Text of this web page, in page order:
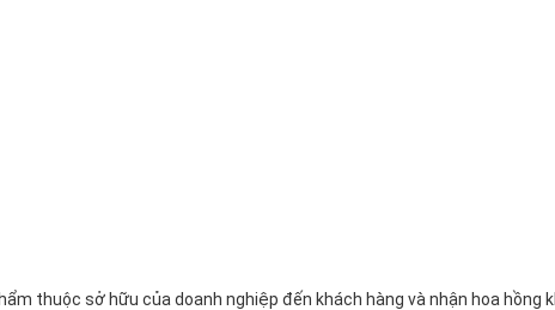
thuộc sở hữu của doanh nghiệp đến khách hàng và nhận hoa hồng